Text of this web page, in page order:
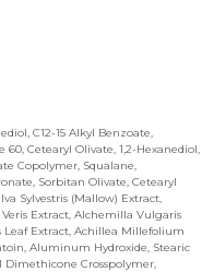
C12-15 Alkyl Benzoate,
Cetearyl Olivate, 1,2-Hexanediol,
Copolymer, Squalane,
Sorbitan Olivate, Cetearyl
Sylvestris (Mallow) Extract,
Extract, Alchemilla Vulgaris
Leaf Extract, Achillea Millefolium
Aluminum Hydroxide, Stearic
Crosspolymer,